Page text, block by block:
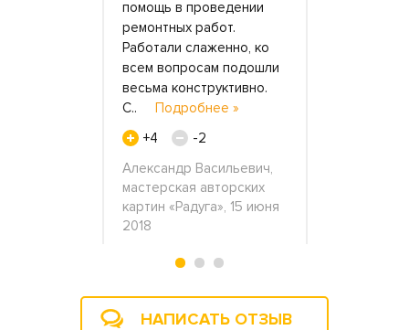
помощь в проведении
ремонтных работ.
Работали слаженно, ко
всем вопросам подошли
весьма конструктивно.
С.. Подробнее »
+4
-2
Александр Васильевич,
мастерская авторских
картин «Радуга», 15 июня
2018
НАПИСАТЬ ОТЗЫВ